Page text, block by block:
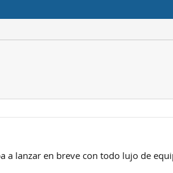
a lanzar en breve con todo lujo de